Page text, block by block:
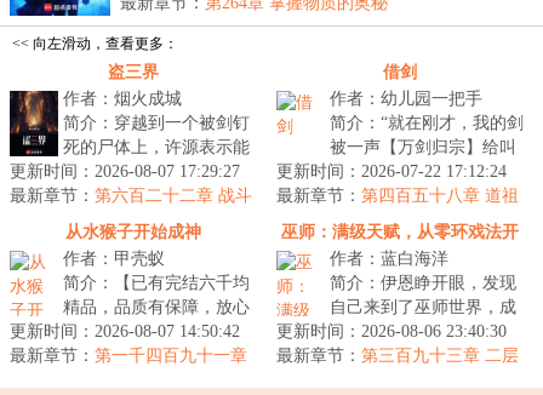
<< 向左滑动，查看更多：
盗三界
作者：烟火成城
简介：穿越到一个被剑钉
死的尸体上，许源表示能
不能换个穿越对象，否则
自己一附身就又又又死
了。面对这位...
更新时间：2026-08-07 17:29:27
最新章节： 第六百二十二章 战斗
的原本结局！
借剑
作者：幼儿园一把手
简介：“就在刚才，我的剑
被一声【万剑归宗】给叫
走了，怎么办？”“在线
等，挺急的，也不知道还
不还……...
更新时间：2026-07-22 17:12:24
最新章节： 第四百五十八章 道祖
的识海
从水猴子开始成神
作者：甲壳蚁
简介：【已有完结六千均
精品，品质有保障，放心
阅读。】穿越成渔民，船
还被抢了，怎么办？饥寒
更新时间：2026-08-07 14:50:42
最新章节： 第一千四百九十一章
巫师：满级天赋，从零环戏法开
始
作者：蓝白海洋
简介：伊恩睁开眼，发现
自己来到了巫师世界，成
为了翠影森林的一个巫师
学徒。起初，天赋平平的
更新时间：2026-08-06 23:40:30
最新章节： 第三百九十三章 二层